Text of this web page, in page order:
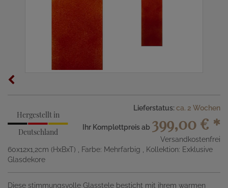
Hergestellt in
Deutschland
Lieferstatus: ca. 2 Wochen
Ihr Komplettpreis ab 399,00 € *
Versandkostenfrei
60x12x1,2cm (HxBxT)
, Farbe: Mehrfarbig
, Kollektion: Exklusive
Glasdekore
Diese stimmungsvolle Glasstele besticht mit ihrem warmen